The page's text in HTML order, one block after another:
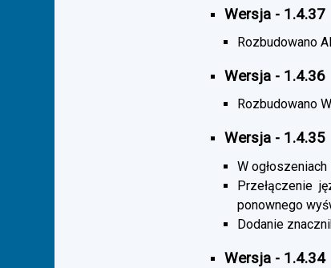
Wersja - 1.4.37
Rozbudowano
Wersja - 1.4.36
Rozbudowano
Wersja - 1.4.35
W
Przełączenie
ponownego
Dodanie
Wersja - 1.4.34